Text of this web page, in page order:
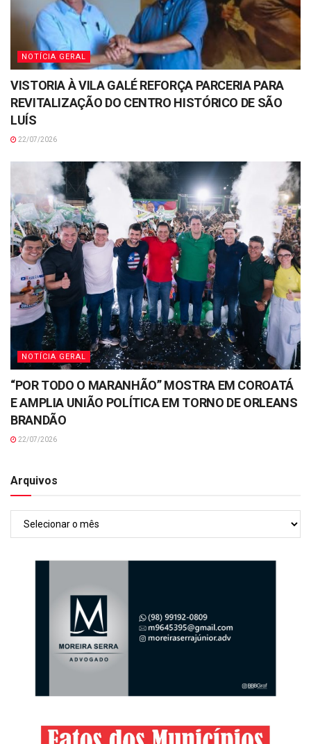
NOTÍCIA GERAL
VISTORIA À VILA GALÉ REFORÇA PARCERIA PARA
REVITALIZAÇÃO DO CENTRO HISTÓRICO DE SÃO
LUÍS
22/07/2026
NOTÍCIA GERAL
“POR TODO O MARANHÃO” MOSTRA EM COROATÁ
E AMPLIA UNIÃO POLÍTICA EM TORNO DE ORLEANS
BRANDÃO
22/07/2026
Arquivos
Arquivos